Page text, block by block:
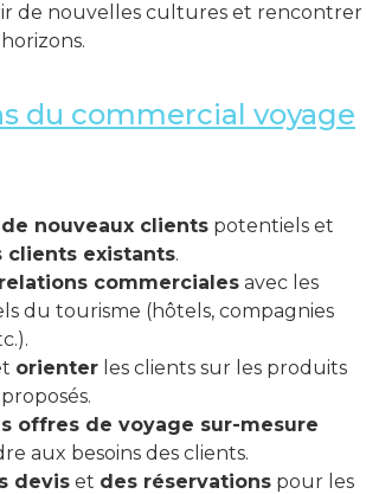
de nouvelles cultures et rencontrer
du commercial voyage
nouveaux clients potentiels et
clients existants.
commerciales avec les
du tourisme (hôtels, compagnies
orienter les clients sur les produits
offres de voyage sur-mesure
aux besoins des clients.
devis et des réservations pour les